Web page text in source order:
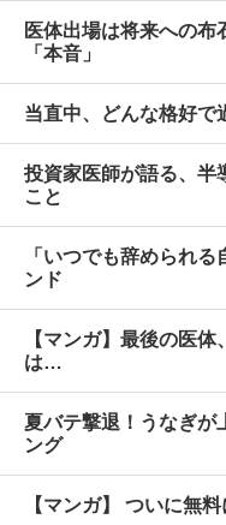
医体出場は将来への布
「本音」
当直中、どんな格好で
投資家医師が語る、半
こと
「いつでも辞められ
ンド
【マンガ】最後の医
は…
夏バテ撃退！うなぎが
ング
【マンガ】 ついに無